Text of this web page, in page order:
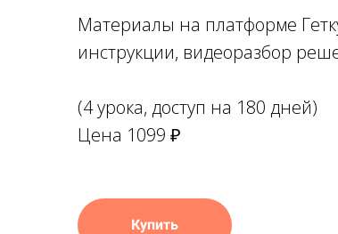
Материалы на платформе
инструкции, видеоразбор
(4 урока, доступ на 180 дней)
Цена 1099 ₽
Купить